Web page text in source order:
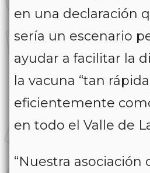
en una declaración
sería un escenario
ayudar a facilitar la
la vacuna “tan
eficientemente
en todo el Valle de
“Nuestra asociación